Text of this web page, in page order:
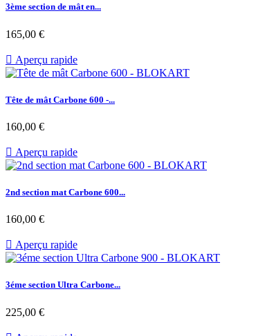
3ème section de mât en...
Prix
165,00 €
 Aperçu rapide
Tête de mât Carbone 600 -...
Prix
160,00 €
 Aperçu rapide
2nd section mat Carbone 600...
Prix
160,00 €
 Aperçu rapide
3éme section Ultra Carbone...
Prix
225,00 €